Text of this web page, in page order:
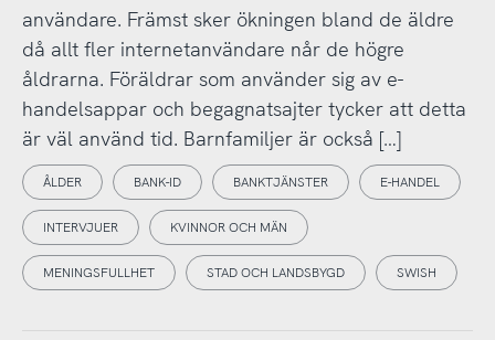
användare. Främst sker ökningen bland de äldre
då allt fler internetanvändare når de högre
åldrarna. Föräldrar som använder sig av e-
handelsappar och begagnatsajter tycker att detta
är väl använd tid. Barnfamiljer är också […]
ÅLDER BANK-ID BANKTJÄNSTER E-HANDEL
INTERVJUER KVINNOR OCH MÄN
MENINGSFULLHET STAD OCH LANDSBYGD SWISH